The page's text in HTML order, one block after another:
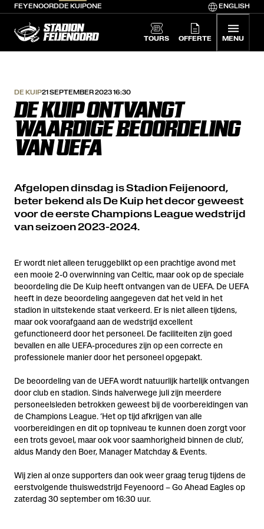
FEYENOORDDE KUIPONE ENGLISH
MENU
TOURS OFFERTE
DE KUIP21 SEPTEMBER 2023 16:30
DE KUIP ONTVANGT
WAARDIGE BEOORDELING
VAN UEFA
Afgelopen dinsdag is Stadion Feijenoord,
beter bekend als De Kuip het decor geweest
voor de eerste Champions League wedstrijd
van seizoen 2023-2024.
Er wordt niet alleen teruggeblikt op een prachtige avond met
een mooie 2-0 overwinning van Celtic, maar ook op de speciale
beoordeling die De Kuip heeft ontvangen van de UEFA. De UEFA
heeft in deze beoordeling aangegeven dat het veld in het
stadion in uitstekende staat verkeerd. Er is niet alleen tijdens,
maar ook voorafgaand aan de wedstrijd excellent
gefunctioneerd door het personeel. De faciliteiten zijn goed
bevallen en alle UEFA-procedures zijn op een correcte en
professionele manier door het personeel opgepakt.
De beoordeling van de UEFA wordt natuurlijk hartelijk ontvangen
door club en stadion. Sinds halverwege juli zijn meerdere
personeelsleden betrokken geweest bij de voorbereidingen van
de Champions League. ‘Het op tijd afkrijgen van alle
voorbereidingen en dit op topniveau te kunnen doen zorgt voor
een trots gevoel, maar ook voor saamhorigheid binnen de club’,
aldus Mandy den Boer, Manager Matchday & Events.
Wij zien al onze supporters dan ook weer graag terug tijdens de
eerstvolgende thuiswedstrijd Feyenoord – Go Ahead Eagles op
zaterdag 30 september om 16:30 uur.